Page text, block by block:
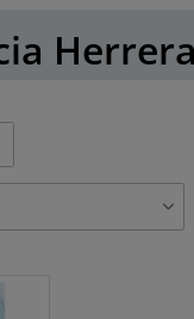
Herrera